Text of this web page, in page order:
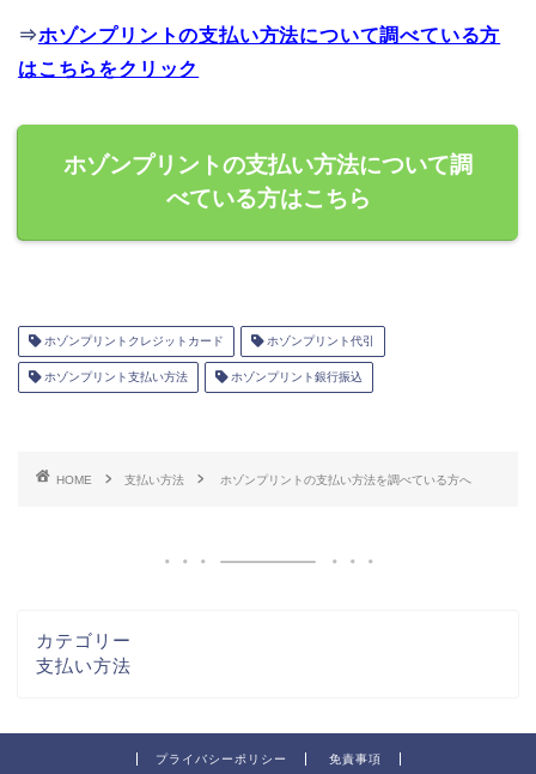
⇒ホゾンプリントの支払い方法について調べている方
はこちらをクリック
ホゾンプリントの支払い方法について調
べている方はこちら
ホゾンプリントクレジットカード ホゾンプリント代引
ホゾンプリント支払い方法 ホゾンプリント銀行振込
HOME 支払い方法 ホゾンプリントの支払い方法を調べている方へ
カテゴリー
支払い方法
プライバシーポリシー 免責事項